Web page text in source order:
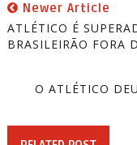
Newer Article
ATLÉTICO É
BRASILEIRÃO FORA
O ATLÉTICO